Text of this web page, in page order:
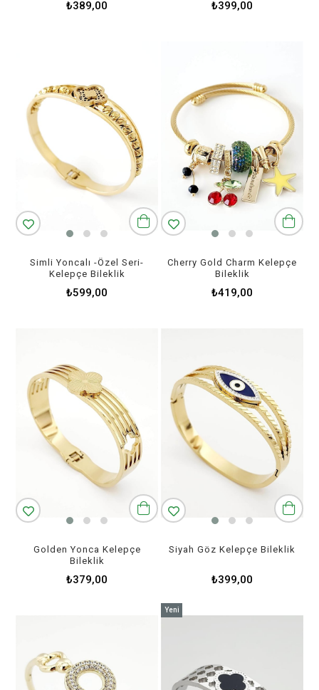
₺389,00 ₺399,00
Simli Yoncalı -Özel Seri-
Kelepçe Bileklik
₺599,00
Cherry Gold Charm Kelepçe
Bileklik
₺419,00
Golden Yonca Kelepçe
Bileklik
₺379,00
Siyah Göz Kelepçe Bileklik
₺399,00
Yeni